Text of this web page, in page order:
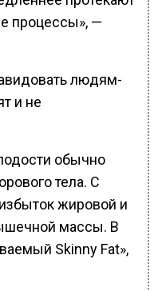
процессы», —
людям-
и не
обычно
тела. С
жировой и
массы. В
Skinny Fat»,